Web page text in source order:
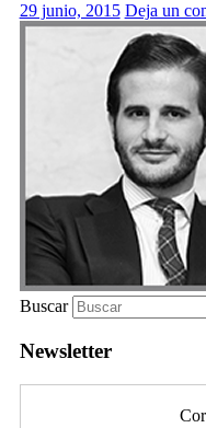
29 junio, 2015 Deja un
Buscar
Newsletter